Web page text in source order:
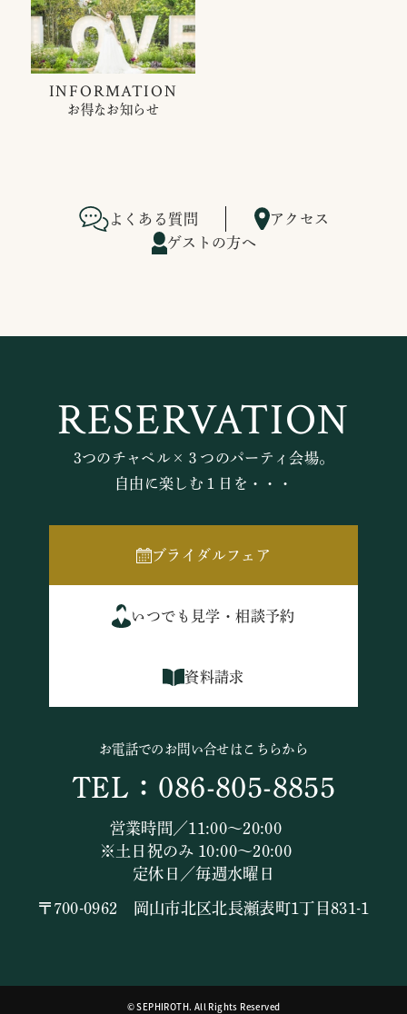
INFORMATION
お得なお知らせ
よくある質問
アクセス
ゲストの方へ
RESERVATION
3つのチャペル×３つのパーティ会場。
自由に楽しむ１日を・・・
ブライダルフェア
いつでも見学・相談予約
資料請求
お電話でのお問い合せはこちらから
TEL：086-805-8855
営業時間／11:00～20:00
※土日祝のみ 10:00～20:00
定休日／毎週水曜日
〒700-0962 岡山市北区北長瀬表町1丁目831-1
© SEPHIROTH. All Rights Reserved